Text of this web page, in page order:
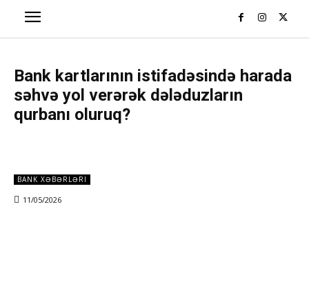
Bank kartlarının istifadəsində harada
səhvə yol verərək dələduzların
qurbanı oluruq?
BANK XƏBƏRLƏRI
11/05/2026